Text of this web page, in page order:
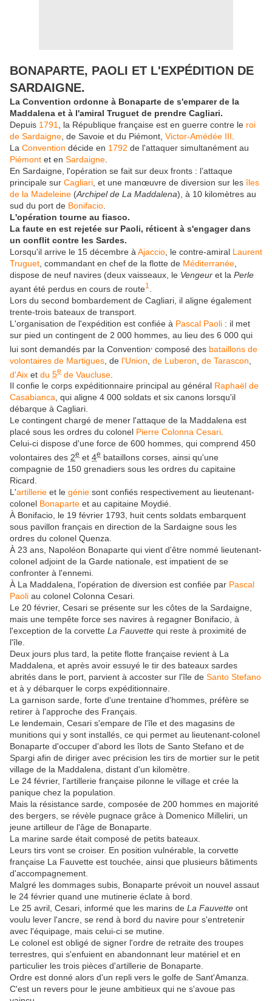
BONAPARTE, PAOLI ET L'EXPÉDITION DE
SARDAIGNE.
La Convention ordonne à Bonaparte de s'emparer de la
Maddalena et à l'amiral Truguet de prendre Cagliari.
Depuis 1791 , la République française est en guerre contre le roi
de Sardaigne , de Savoie et du Piémont, Victor-Amédée III
La Convention décide en 1792 de l'attaquer simultanément au
Piémont et en Sardaigne
En Sardaigne, l'opération se fait sur deux fronts : l’attaque
principale sur Cagliari , et une manœuvre de diversion sur lesîles
de la Madeleine (Archipel de La Maddalena), à 10 kilomètres au
sud du port de Bonifacio
L'opération tourne au fiasco.
La faute en est rejetée sur Paoli, réticent à s'engager dans
un conflit contre les Sardes.
Lorsqu'il arrive le 15 décembre à Ajaccio , le contre-amiral Laurent
Truguet , commandant en chef de la flotte de Méditerranée
dispose de neuf navires (deux vaisseaux, le Vengeur et la Perle
ayant été perdus en cours de route1
Lors du second bombardement de Cagliari, il aligne également
trente-trois bateaux de transport.
L'organisation de l'expédition est confiée à Pascal Paoli : il met
sur pied un contingent de 2 000 hommes , au lieu des 6 000 qui
lui sont demandés par la Convention composé des bataillons de
volontaires de Martigues , de l'Union de Luberon de Tarascon
d'Aix et du 5e de Vaucluse
Il confie le corps expéditionnaire principal au général Raphaël de
Casabianca , qui aligne 4 000 soldats et six canons lorsqu'il
débarque à Cagliari.
Le contingent chargé de mener l'attaque de la Maddalena est
placé sous les ordres du colonel Pierre Colonna Cesari
Celui-ci dispose d'une force de 600 hommes, qui comprend 450
volontaires des 2e et 4e bataillons corses, ainsi qu'une
compagnie de 150 grenadiers sous les ordres du capitaine
Ricard.
L'artillerie et le génie sont confiés respectivement au lieutenant-
colonel Bonaparte et au capitaine Moydié.
À Bonifacio, le 19 février 1793, huit cents soldats embarquent
sous pavillon français en direction de la Sardaigne sous les
ordres du colonel Quenza.
À 23 ans, Napoléon Bonaparte qui vient d'être nommé lieutenant-
colonel adjoint de la Garde nationale, est impatient de se
confronter à l'ennemi.
À La Maddalena, l'opération de diversion est confiée par Pascal
Paoli au colonel Colonna Cesari.
Le 20 février, Cesari se présente sur les côtes de la Sardaigne,
mais une tempête force ses navires à regagner Bonifacio, à
l'exception de la corvette La Fauvette qui reste à proximité de
l'île.
Deux jours plus tard, la petite flotte française revient à La
Maddalena, et après avoir essuyé le tir des bateaux sardes
abrités dans le port, parvient à accoster sur l'île de Santo Stefano
et à y débarquer le corps expéditionnaire.
La garnison sarde, forte d'une trentaine d'hommes, préfère se
retirer à l'approche des Français.
Le lendemain, Cesari s'empare de l'île et des magasins de
munitions qui y sont installés, ce qui permet au lieutenant-colonel
Bonaparte d'occuper d'abord les îlots de Santo Stefano et de
Spargi afin de diriger avec précision les tirs de mortier sur le petit
village de la Maddalena, distant d'un kilomètre.
Le 24 février, l'artillerie française pilonne le village et crée la
panique chez la population.
Mais la résistance sarde, composée de 200 hommes en majorité
des bergers, se révèle pugnace grâce à Domenico Milleliri, un
jeune artilleur de l'âge de Bonaparte.
La marine sarde était composé de petits bateaux.
Leurs tirs vont se croiser. En position vulnérable, la corvette
française La Fauvette est touchée, ainsi que plusieurs bâtiments
d'accompagnement.
Malgré les dommages subis, Bonaparte prévoit un nouvel assaut
le 24 février quand une mutinerie éclate à bord.
Le 25 avril, Cesari, informé que les marins de La Fauvette ont
voulu lever l'ancre, se rend à bord du navire pour s'entretenir
avec l'équipage, mais celui-ci se mutine.
Le colonel est obligé de signer l'ordre de retraite des troupes
terrestres, qui s'enfuient en abandonnant leur matériel et en
particulier les trois pièces d'artillerie de Bonaparte.
Ordre est donné alors d'un repli vers le golfe de Sant'Amanza.
C'est un revers pour le jeune ambitieux qui ne s'avoue pas